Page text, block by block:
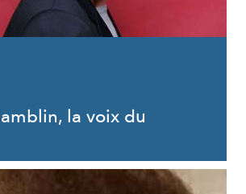
la voix du